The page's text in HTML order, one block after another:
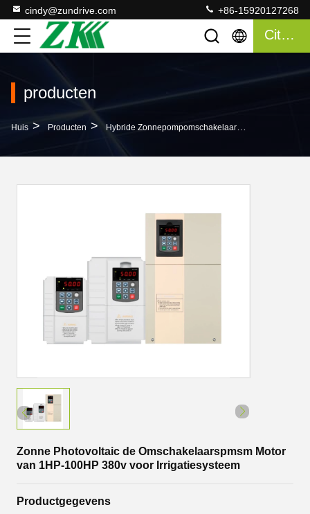
cindy@zundrive.com +86-15920127268
Citaat
producten
Huis > Producten > Hybride Zonnepompomschakelaar >
Zonne Photovoltaic de Omschakelaarspmsm Motor
van 1HP-100HP 380v voor Irrigatiesysteem
Productgegevens